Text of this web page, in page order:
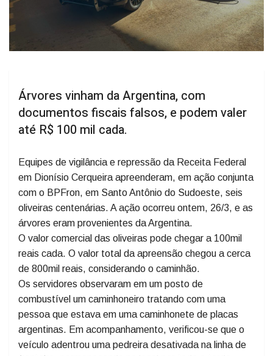
documentos fiscais falsos, e podem valer
até R$ 100 mil cada.
Equipes de vigilância e repressão da Receita Federal
em Dionísio Cerqueira apreenderam, em ação conjunta
com o BPFron, em Santo Antônio do Sudoeste, seis
oliveiras centenárias. A ação ocorreu ontem, 26/3, e as
árvores eram provenientes da Argentina.
O valor comercial das oliveiras pode chegar a 100mil
reais cada. O valor total da apreensão chegou a cerca
de 800mil reais, considerando o caminhão.
Os servidores observaram em um posto de
combustível um caminhoneiro tratando com uma